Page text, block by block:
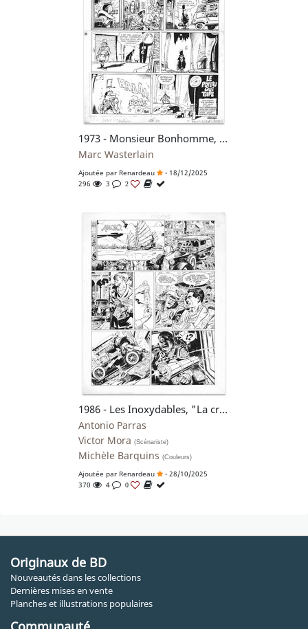
1973 - Monsieur Bonhomme, "Le poteau qui tape"
Marc Wasterlain
Ajoutée par Renardeau
- 18/12/2025
296
3 2
1986 - Les Inoxydables, "La croisière des filles perdues"
Antonio Parras
Victor Mora (Scénariste)
Michèle Barquins (Couleurs)
Ajoutée par Renardeau
- 28/10/2025
370
4 0
Originaux de BD
Nouveautés dans les collections
Dernières mises en vente
Planches et illustrations populaires